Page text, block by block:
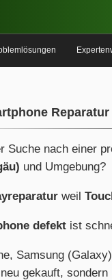
Suche nach einer
und Umgebung?
weil
defekt ist
Samsung
gekauft,